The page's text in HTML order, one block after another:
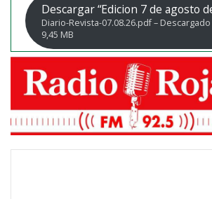
Descargar “Edicion 7 de agosto
Diario-Revista-07.08.26.pdf –
9,45 MB